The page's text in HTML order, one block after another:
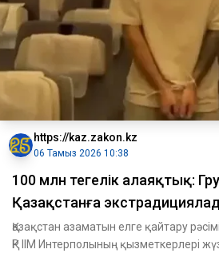
https://kaz.zakon.kz
06 Тамыз 2026 10:38
100 млн теңгелік алаяқтық:
Қазақстанға
Қазақстан азаматын елге қайтару
ҚР ІІМ Интерполының қызметкерлері